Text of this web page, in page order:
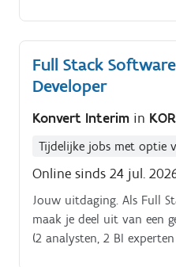
Full Stack Software
Developer
Konvert Interim in
Tijdelijke jobs met optie
Online sinds 24 jul.
Jouw uitdaging. Als Full
maak je deel uit van een
(2 analysten, 2 BI